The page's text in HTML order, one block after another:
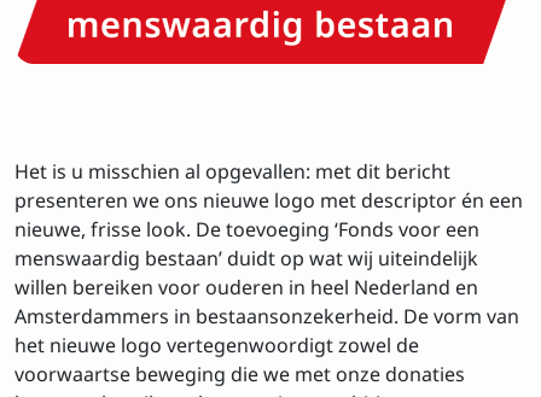
Het is u misschien al opgevallen: met dit bericht
presenteren we ons nieuwe logo met descriptor én een
nieuwe, frisse look. De toevoeging ‘Fonds voor een
menswaardig bestaan’ duidt op wat wij uiteindelijk
willen bereiken voor ouderen in heel Nederland en
Amsterdammers in bestaansonzekerheid. De vorm van
het nieuwe logo vertegenwoordigt zowel de
voorwaartse beweging die we met onze donaties